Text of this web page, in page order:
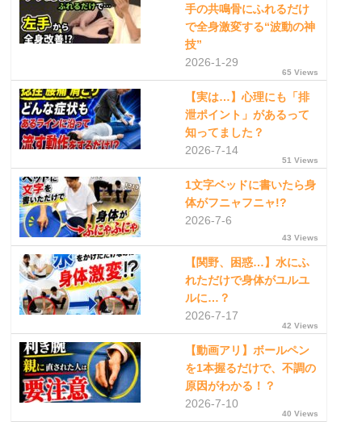
手の共鳴骨にふれるだけ
で全身激変する“波動の神
技”
2026-1-29
65 Views
【実は…】心理にも「排
泄ポイント」があるって
知ってました？
2026-7-14
51 Views
1文字ベッドに書いたら身
体がフニャフニャ!?
2026-7-6
43 Views
【関野、困惑…】水にふ
れただけで身体がユルユ
ルに…？
2026-7-17
42 Views
【動画アリ】ボールペン
を1本握るだけで、不調の
原因がわかる！？
2026-7-10
40 Views